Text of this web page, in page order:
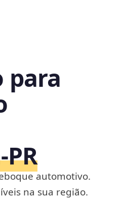
para
automotivo.
na sua região.